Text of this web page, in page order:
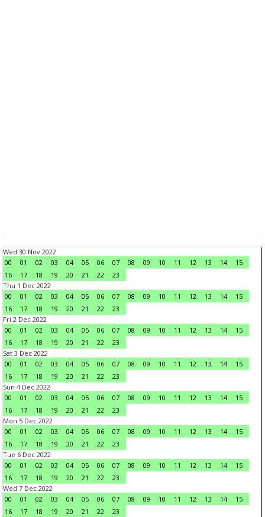
Wed 30 Nov 2022
00
01 02 03 04 05 06 07 08 09 10 11 12 13 14
15
16
17 18 19 20 21 22
23
Thu 1 Dec 2022
00
01 02 03 04 05 06 07 08 09 10 11 12 13 14
15
16
17 18 19 20 21 22
23
Fri 2 Dec 2022
00
01 02 03 04 05 06 07 08 09 10 11 12 13 14
15
16
17 18 19 20 21 22
23
Sat 3 Dec 2022
00
01 02 03 04 05 06 07 08 09 10 11 12 13 14
15
16
17 18 19 20 21 22
23
Sun 4 Dec 2022
00
01 02 03 04 05 06 07 08 09 10 11 12 13 14
15
16
17 18 19 20 21 22
23
Mon 5 Dec 2022
00
01 02 03 04 05 06 07 08 09 10 11 12 13 14
15
16
17 18 19 20 21 22
23
Tue 6 Dec 2022
00
01 02 03 04 05 06 07 08 09 10 11 12 13 14
15
16
17 18 19 20 21 22
23
Wed 7 Dec 2022
00
01 02 03 04 05 06 07 08 09 10 11 12 13 14
15
16
17 18 19 20 21 22
23